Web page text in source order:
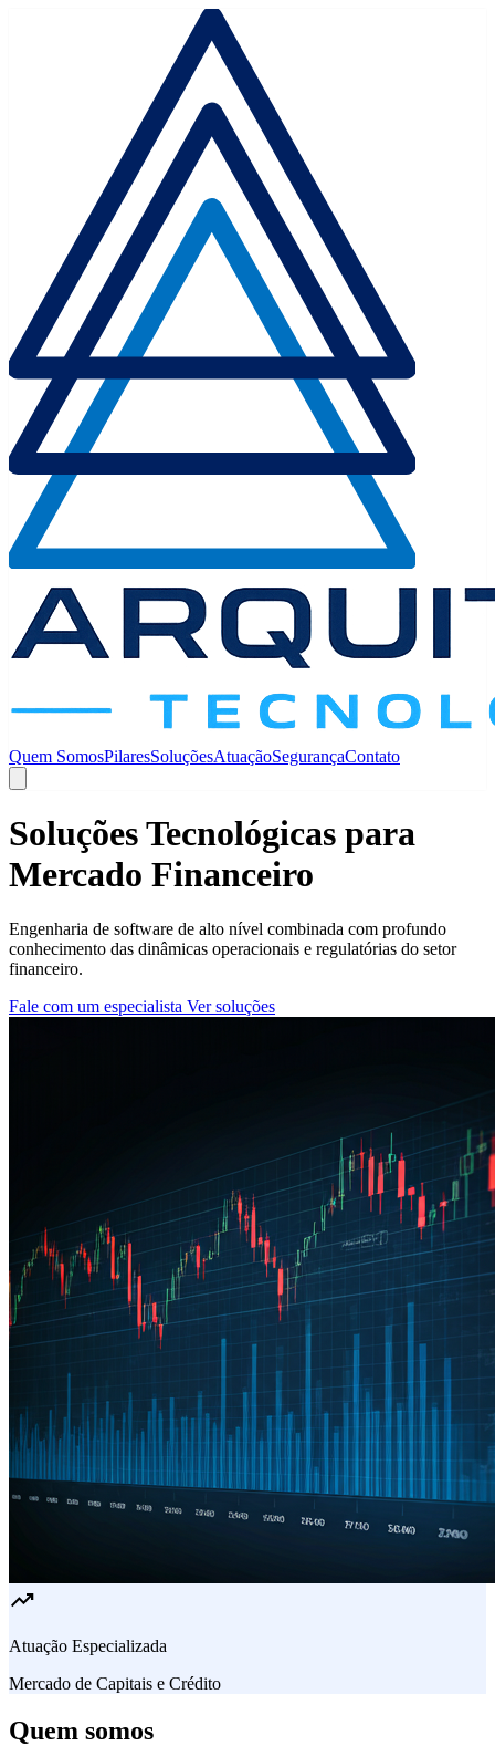
Quem SomosPilaresSoluçõesAtuaçãoSegurançaContato
Soluções Tecnológicas para
Mercado Financeiro
Engenharia de software de alto nível combinada com profundo
conhecimento das dinâmicas operacionais e regulatórias do setor
financeiro.
Fale com um especialista Ver soluções
trending_up
Atuação Especializada
Mercado de Capitais e Crédito
Quem somos